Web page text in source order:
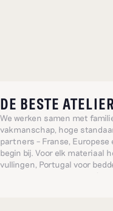
DE BESTE
We werken samen met
vakmanschap, hoge
partners – Franse,
begin bij. Voor elk materiaal
vullingen, Portugal voor